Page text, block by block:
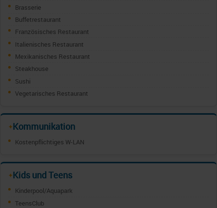
Brasserie
Buffetrestaurant
Französisches Restaurant
Italienisches Restaurant
Mexikanisches Restaurant
Steakhouse
Sushi
Vegetarisches Restaurant
✦Kommunikation
Kostenpflichtiges W-LAN
✦Kids und Teens
Kinderpool/Aquapark
TeensClub